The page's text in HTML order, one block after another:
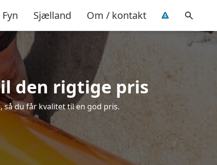
Fyn Sjælland Om / kontakt
den rigtige pris
du får kvalitet til en god pris.